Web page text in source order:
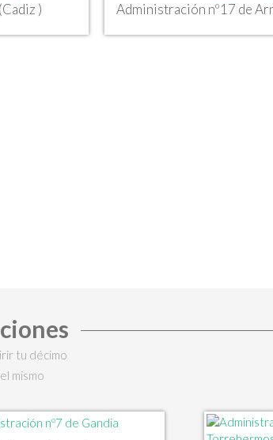
) Administración nº17 de
tu décimo
mismo